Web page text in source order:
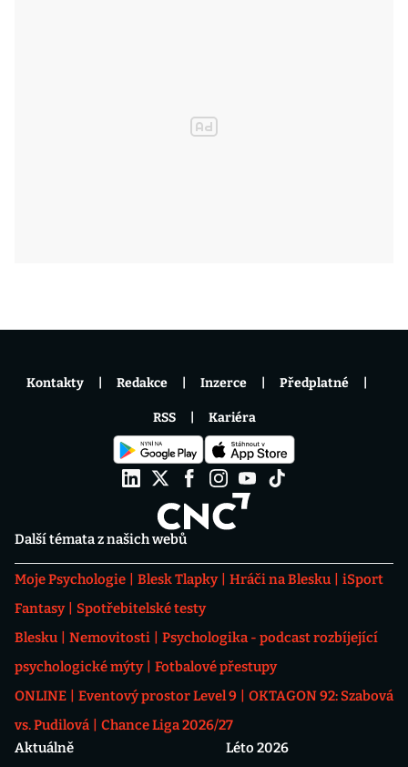
Další témata z našich webů
Moje Psychologie Blesk Tlapky Hráči na Blesku
iSport
Fantasy
Spotřebitelské testy
Blesku
Nemovitosti
Psychologika - podcast rozbíjející
psychologické mýty
Fotbalové přestupy
ONLINE
Eventový prostor Level 9
OKTAGON 92: Szabová
vs. Pudilová
Chance Liga 2026/27
Aktuálně
Léto 2026
Kontakty Redakce Inzerce Předplatné
RSS Kariéra